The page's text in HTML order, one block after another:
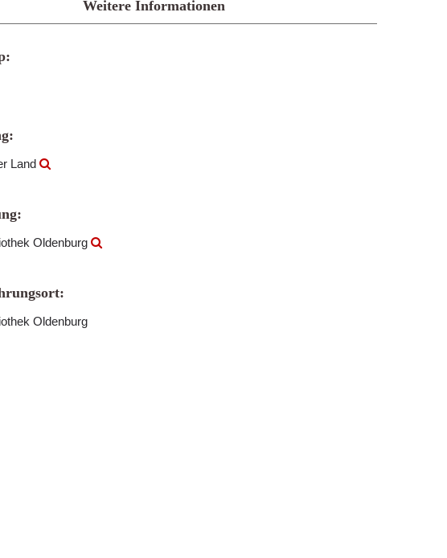
Weitere Informationen
Land
Oldenburg
Oldenburg